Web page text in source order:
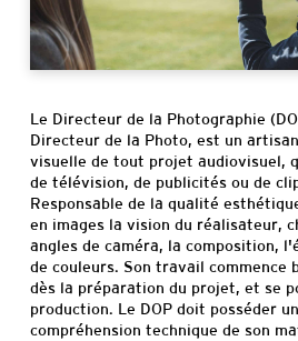
pratiques
Le Directeur de la Photographie
Directeur de la Photo, est un
visuelle de tout projet audiovisuel,
de télévision, de publicités ou de
Responsable de la qualité
en images la vision du réalisateur,
angles de caméra, la composition,
de couleurs. Son travail commence
dès la préparation du projet, et se
production. Le DOP doit posséder
compréhension technique de son